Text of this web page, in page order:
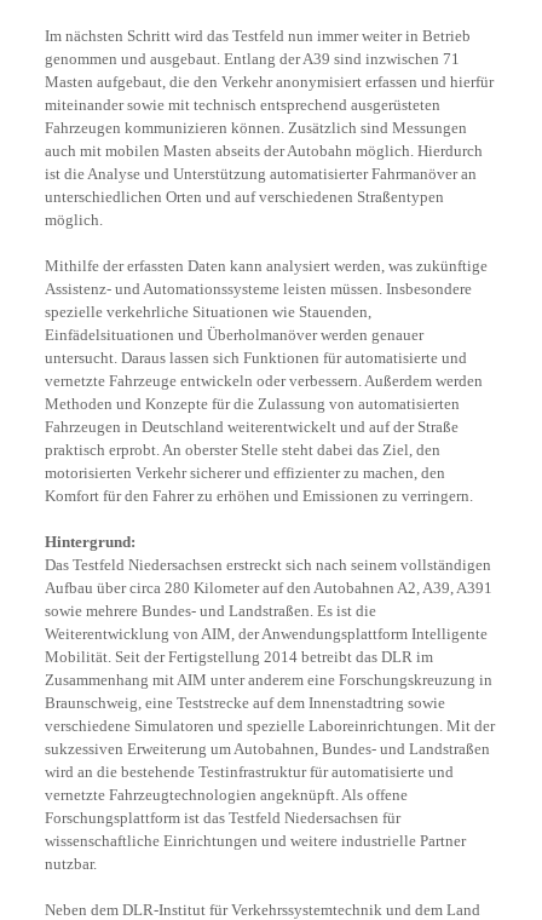
Im nächsten Schritt wird das Testfeld nun immer weiter in Betrieb
genommen und ausgebaut. Entlang der A39 sind inzwischen 71
Masten aufgebaut, die den Verkehr anonymisiert erfassen und hierfür
miteinander sowie mit technisch entsprechend ausgerüsteten
Fahrzeugen kommunizieren können. Zusätzlich sind Messungen
auch mit mobilen Masten abseits der Autobahn möglich. Hierdurch
ist die Analyse und Unterstützung automatisierter Fahrmanöver an
unterschiedlichen Orten und auf verschiedenen Straßentypen
möglich.
Mithilfe der erfassten Daten kann analysiert werden, was zukünftige
Assistenz- und Automationssysteme leisten müssen. Insbesondere
spezielle verkehrliche Situationen wie Stauenden,
Einfädelsituationen und Überholmanöver werden genauer
untersucht. Daraus lassen sich Funktionen für automatisierte und
vernetzte Fahrzeuge entwickeln oder verbessern. Außerdem werden
Methoden und Konzepte für die Zulassung von automatisierten
Fahrzeugen in Deutschland weiterentwickelt und auf der Straße
praktisch erprobt. An oberster Stelle steht dabei das Ziel, den
motorisierten Verkehr sicherer und effizienter zu machen, den
Komfort für den Fahrer zu erhöhen und Emissionen zu verringern.
Hintergrund:
Das Testfeld Niedersachsen erstreckt sich nach seinem vollständigen
Aufbau über circa 280 Kilometer auf den Autobahnen A2, A39, A391
sowie mehrere Bundes- und Landstraßen. Es ist die
Weiterentwicklung von AIM, der Anwendungsplattform Intelligente
Mobilität. Seit der Fertigstellung 2014 betreibt das DLR im
Zusammenhang mit AIM unter anderem eine Forschungskreuzung in
Braunschweig, eine Teststrecke auf dem Innenstadtring sowie
verschiedene Simulatoren und spezielle Laboreinrichtungen. Mit der
sukzessiven Erweiterung um Autobahnen, Bundes- und Landstraßen
wird an die bestehende Testinfrastruktur für automatisierte und
vernetzte Fahrzeugtechnologien angeknüpft. Als offene
Forschungsplattform ist das Testfeld Niedersachsen für
wissenschaftliche Einrichtungen und weitere industrielle Partner
nutzbar.
Neben dem DLR-Institut für Verkehrssystemtechnik und dem Land